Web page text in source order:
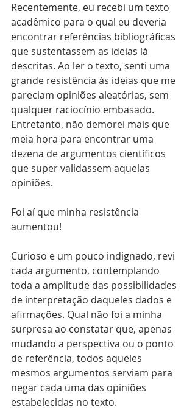
Recentemente, eu recebi um texto
acadêmico para o qual eu deveria
encontrar referências bibliográficas
que sustentassem as ideias lá
descritas. Ao ler o texto, senti uma
grande resistência às ideias que me
pareciam opiniões aleatórias, sem
qualquer raciocínio embasado.
Entretanto, não demorei mais que
meia hora para encontrar uma
dezena de argumentos científicos
que super validassem aquelas
opiniões.
Foi aí que minha resistência
aumentou!
Curioso e um pouco indignado, revi
cada argumento, contemplando
toda a amplitude das possibilidades
de interpretação daqueles dados e
afirmações. Qual não foi a minha
surpresa ao constatar que, apenas
mudando a perspectiva ou o ponto
de referência, todos aqueles
mesmos argumentos serviam para
negar cada uma das opiniões
estabelecidas no texto.